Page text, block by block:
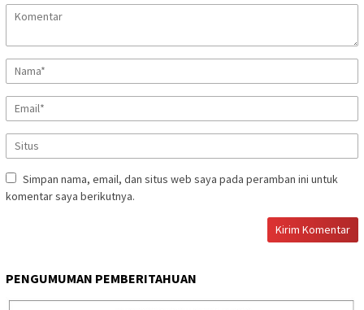
Simpan nama, email, dan situs web saya pada peramban ini untuk
komentar saya berikutnya.
PENGUMUMAN PEMBERITAHUAN